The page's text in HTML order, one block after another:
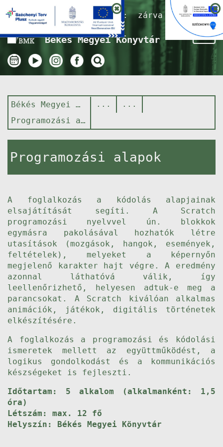
Nyitvatartás ma:zárva
Békés Megyei Könyvtár
Békés Megyei Könyvtár
Programozási alapok
Programozási alapok
A foglalkozás a kódolás alapjainak
elsajátítását segíti. A Scratch
programozási nyelvvel ún. blokkok
egymásra pakolásával hozhatók létre
utasítások (mozgások, hangok, események,
feltételek), melyeket a képernyőn
megjelenő karakter hajt végre. A eredmény
azonnal láthatóvá válik, így
leellenőrizhető, helyesen adtuk-e meg a
parancsokat. A Scratch kiválóan alkalmas
animációk, játékok, digitális történetek
elkészítésére.
A foglalkozás a programozási és kódolási
ismeretek mellett az együttműködést, a
logikus gondolkodást és a kommunikációs
készségeket is fejleszti.
Időtartam: 5 alkalom (alkalmanként: 1,5
óra)
Létszám: max. 12 fő
Helyszín: Békés Megyei Könyvtár